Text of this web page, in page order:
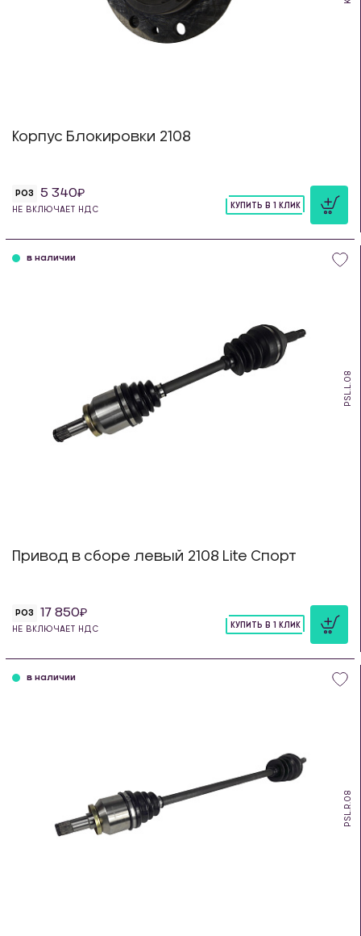
Корпус Блокировки 2108
РОЗ 5 340
НЕ ВКЛЮЧАЕТ НДС
КУПИТЬ В 1 КЛИК
PSL.L.08
в наличии
Привод в сборе левый 2108 Lite Спорт
РОЗ 17 850
НЕ ВКЛЮЧАЕТ НДС
КУПИТЬ В 1 КЛИК
PSL.R.08
в наличии